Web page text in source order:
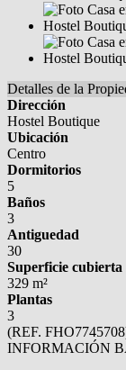
Detalles de la
Dirección
Hostel Boutique
Ubicación
Centro
Dormitorios
5
Baños
3
Antiguedad
30
Superficie cubierta
329 m²
Plantas
3
(REF.
INFORMACIÓN